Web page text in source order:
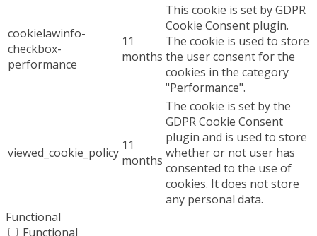
cookielawinfo-
checkbox-
performance
11
months
This cookie is set by GDPR
Cookie Consent plugin.
The cookie is used to store
the user consent for the
cookies in the category
"Performance".
viewed_cookie_policy 11
months
The cookie is set by the
GDPR Cookie Consent
plugin and is used to store
whether or not user has
consented to the use of
cookies. It does not store
any personal data.
Functional
Functional